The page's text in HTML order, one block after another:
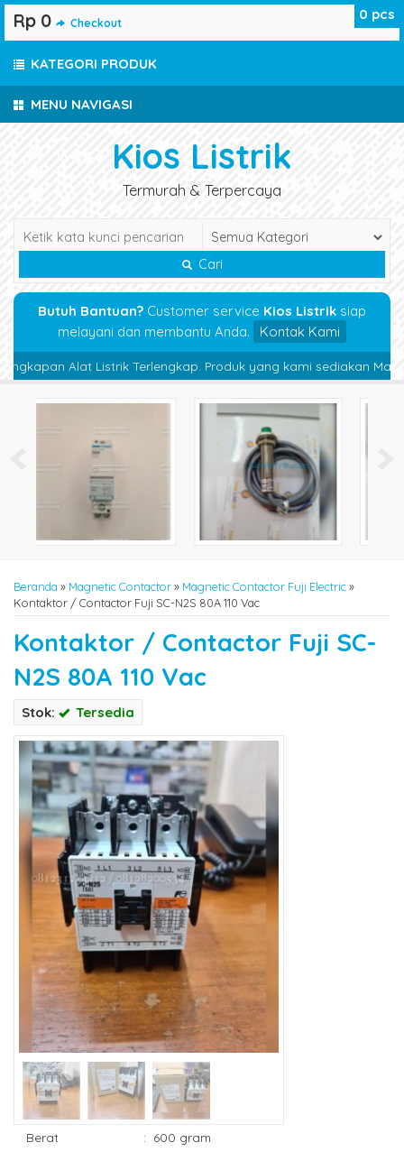
MENU NAVIGASI
Kios Listrik
Termurah & Terpercaya
Cari
Butuh Bantuan? Customer service Kios Listrik siap
melayani dan membantu Anda.
Kontak Kami
Alat Listrik Terlengkap. Produk yang kami sediakan
Beranda » Magnetic Contactor» Magnetic Contactor Fuji Electric»
Kontaktor / Contactor Fuji SC-N2S 80A 110 Vac
Kontaktor / Contactor Fuji SC-
N2S 80A 110 Vac
Stok: Tersedia
Berat : 600 gram
0 pcs
Rp 0 Checkout
KATEGORI PRODUK